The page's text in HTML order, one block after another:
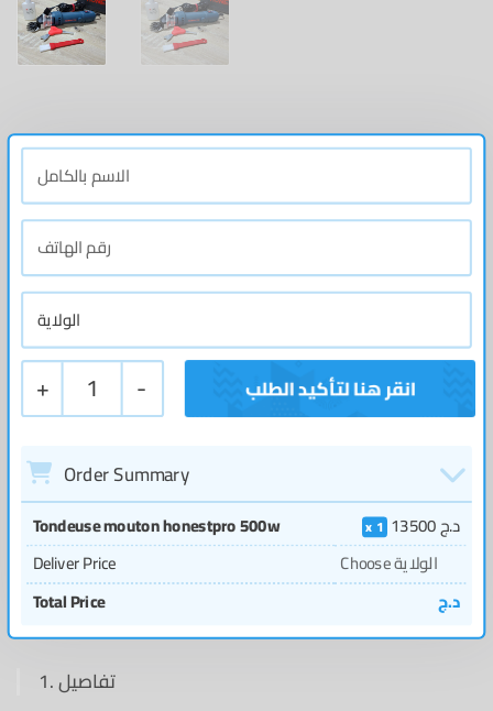
+ 1 -
Order Summary
Tondeuse mouton honestpro 500w 1 13500د.ج
Deliver Price
Choose الولاية
Total Price
د.ج
تفاصيل